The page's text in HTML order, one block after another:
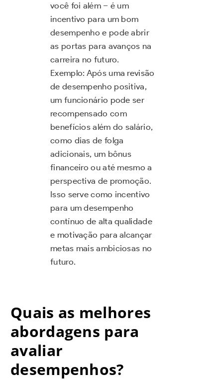
você foi além – é um
incentivo para um bom
desempenho e pode abrir
as portas para avanços na
carreira no futuro.
Exemplo: Após uma revisão
de desempenho positiva,
um funcionário pode ser
recompensado com
benefícios além do salário,
como dias de folga
adicionais, um bônus
financeiro ou até mesmo a
perspectiva de promoção.
Isso serve como incentivo
para um desempenho
contínuo de alta qualidade
e motivação para alcançar
metas mais ambiciosas no
futuro.
Quais as melhores
abordagens para
avaliar
desempenhos?